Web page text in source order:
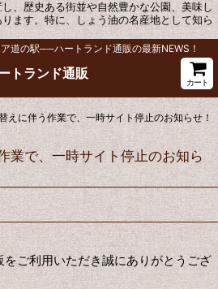
、歴史ある街並や自然豊かな公園、美味し
ます。特に、しょう油の名産地として知ら
道の駅──ハートランド通販の最新NEWS！
トランド通販
カート
えに伴う作業で、一時サイト停止のお知らせ！
業で、一時サイト停止のお知ら
ご利用いただき誠にありがとうござ